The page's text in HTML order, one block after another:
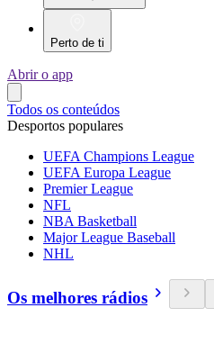
Perto de ti
Abrir o app
Todos os conteúdos
Desportos populares
UEFA Champions League
UEFA Europa League
Premier League
NFL
NBA Basketball
Major League Baseball
NHL
Os melhores rádios